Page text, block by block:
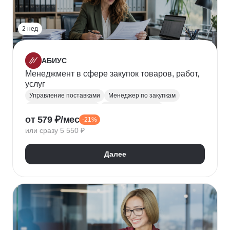
2 нед
АБИУС
Менеджмент в сфере закупок товаров, работ,
услуг
Управление поставками
Менеджер по закупкам
Управление бизнес-процессами
Управление рисками
от 579 ₽/мес -21%
или сразу 5 550 ₽
Далее